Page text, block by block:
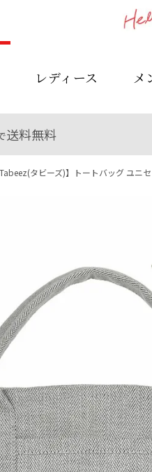
レディース メ
送料無料
Tabeez(タビーズ)】トートバッグ ユニ